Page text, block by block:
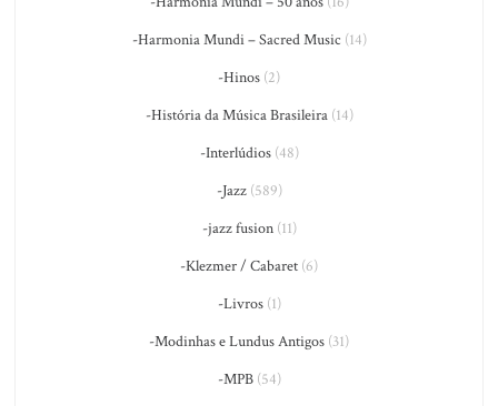
-Harmonia Mundi – Sacred Music (14)
-Hinos (2)
-História da Música Brasileira(14)
-Interlúdios(48)
-Jazz(589)
-jazz fusion(11)
-Klezmer / Cabaret (6)
-Livros(1)
-Modinhas e Lundus Antigos (31)
-MPB(54)